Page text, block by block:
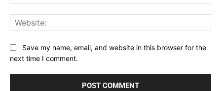
Save my name, email, and website in this browser for the
next time I comment.